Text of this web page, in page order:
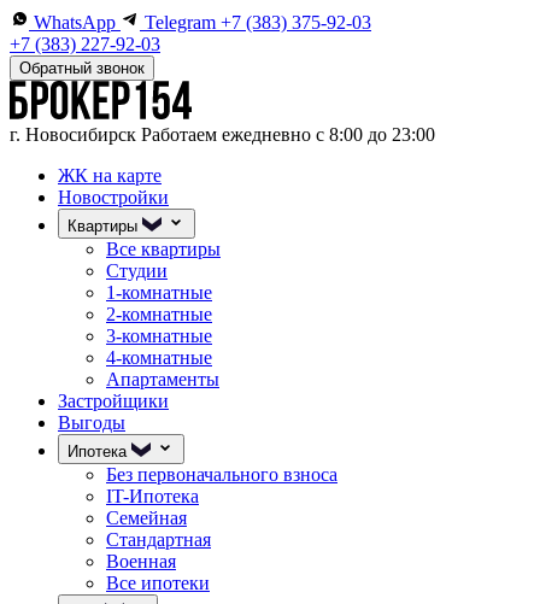
WhatsApp Telegram +7 (383) 375-92-03
+7 (383) 227-92-03
Обратный звонок
г. Новосибирск Работаем ежедневно с 8:00 до 23:00
ЖК на карте
Новостройки
Квартиры
Все квартиры
Студии
1-комнатные
2-комнатные
3-комнатные
4-комнатные
Апартаменты
Застройщики
Выгоды
Ипотека
Без первоначального взноса
IT-Ипотека
Семейная
Стандартная
Военная
Все ипотеки